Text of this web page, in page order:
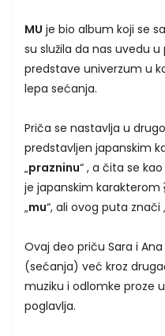
MU je bio album koji se
su služila da nas uvedu
predstave univerzum u
lepa sećanja.
Priča se nastavlja u
predstavljen japanskim
„prazninu“ , a čita se kao
je japanskim karakterom
„mu“, ali ovog puta znači
Ovaj deo priču Sara i
(sećanja) već kroz
muziku i odlomke proze
poglavlja.